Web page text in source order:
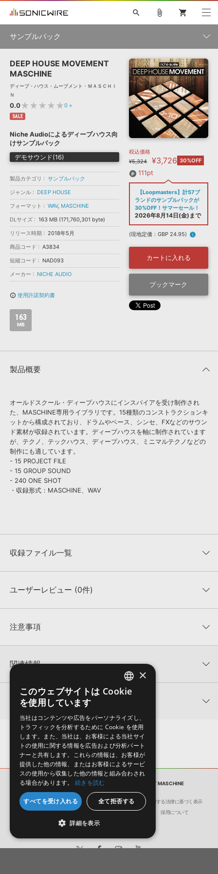
ソフト音源 »
プラグイン・エフェクト »
サンプルパック »
ソフトウェア／ツール »
DAW »
効果音 »
BGM »
キャンペーン »
特集 »
ニュースレター »
SONICWIREブログ »
製品サポート情報 »
DTMガイド »
FAQ »
お問い合わせ »
音楽カード
楽曲配信流通 サービス
無償のサウンド管理ソフト
次世代型 ボーカル・エディタ
APS
SLS
search
初音ミク NT 鏡音リン・レン V4X 巡音ルカ V4X
MEIKO V3
KAITO V3
TOONTRACK
SPITFIRE AUDIO
VIENNA
EZ DRUMMER 3 SERUM
ライセンスフリーBGM
サンプルパックを試そう
ボーカル抜き出し
DUBSTEP
ELECTRONICA
MUTANT
ROUTER.FM
ソフト音源 プラグイン・エフェクト
ソフトウェア／ツール DAW 効果音
attach_file shopping_cart
サンプルパック
製品一覧
ジャンル
メーカー
フォーマット
ランキング
DEEP HOUSE MOVEMENT
MASCHINE
ディープ・ハウス・ムーブメント・ＭＡＳＣＨＩ
Ｎ
0.0★★★★★0 »
SALE
Niche Audioによるディープハウス向
けサンプルパック
デモサウンド(16)
製品カテゴリ
サンプルパック
ジャンル
DEEP HOUSE
フォーマット
WAV, MASCHINE
DLサイズ
163 MB (171,760,301 byte)
リリース時期
2018年5月
商品コード
A3834
短縮コード
NAD093
メーカー
NICHE AUDIO
info_outline 使用許諾契約書
163
MB
税込価格
¥5,324
¥3,726 30%OFF
111pt
【Loopmasters】計57ブ
ランドのサンプルパックが
30%OFF！サマーセール！
2026年8月14日(金)まで
(現地定価：GBP 24.95) info
カートに入れる
ブックマーク
製品概要
オールドスクール・ディープハウスにインスパイアを受け制作され
た、MASCHINE専用ライブラリです。15種類のコンストラクションキ
ットから構成されており、ドラムやベース、シンセ、FXなどのサウン
ド素材が収録されています。ディープハウスを軸に制作されています
が、テクノ、テックハウス、ディープハウス、ミニマルテクノなどの
制作にも適しています。
- 15 PROJECT FILE
- 15 GROUP SOUND
- 240 ONE SHOT
・収録形式：MASCHINE、WAV
収録ファイル一覧
収録ファイル一覧
ユーザーレビュー (0件)
★★★★★
★5
★2
★1
0%
レビューをもっと見る »
注意事項
KONTAKTフォーマットは、
でお使いいただけます。無償版のKONTAKT PLAYERではお使いい
ただけませんので、ご注意ください。また、「ライブラリ・タブ」
への表示にも対応しておりません。
4GBを超えるデータに関するご注意：
FAT32でフォーマットされた
HDDには、1ファイル4GBを超えるデータを格納することができま
せん。データ容量が4GBを超えるダウンロード製品をご購入いただ
きます際には、NTFSやHFS＋でフォーマットされたHDDをご用意
いただく必要がございます。
製品の購入手続き完了後、受注確認メールとシリアルナンバーをお
知らせするメールの2通が送信されます。メールに記載されており
ます説明に沿って、製品のダウンロード／導入を行って下さい。
サンプルパック製品には、原則として日本語版操作マニュアルをご
用意しておりません。ご購入後のご不明点や詳細に関するお問い合
わせなどはテクニカルサポートまでご連絡ください。
デモソングは、製品収録サウンドを使ってできることを紹介するた
めのデモンストレーション用の楽曲です。原則として、デモソング
そのものをお使いいただくことはできません。また、デモソングを
関連情報
【Loopmasters】計57ブランドのサンプルパックが30%OFF！サ
マーセール！
DEEP HOUSE MOVEMENT MASCHINEのサポート情報
関連サポート情報
2022.06.06
Native Instruments社「Maschine」のサンプルパック追加方法
マークのついた情報は、該当する製品のご購入ユーザー様専用となって
おります。ご覧頂くには、該当する製品をご購入頂く必要がございます。
DEEP HOUSE MOVEMENT MASCHINEのサポート情報
サンプルパック DEEP HOUSE MOVEMENT MASCHINE
会社概要 環境保護（CSR）への取り組み
特定商取引に関する法律に基づく表示
サイト動作環境
利用規約 個人情報の保護について 採用について
ENGLISH
×
このウェブサイトは Cookie
を使用しています
当社はコンテンツや広告をパーソナライズし、
トラフィックを分析するために Cookie を使用
します。また、当社は、お客様による当社サイ
トの使用に関する情報を広告および分析パート
ナーと共有します。これらの情報は、お客様が
提供した他の情報、またはお客様によるサービ
スの使用から収集した他の情報と組み合わされ
る場合があります。
続きを読む
すべてを受け入れる 全て拒否する
詳細を表示